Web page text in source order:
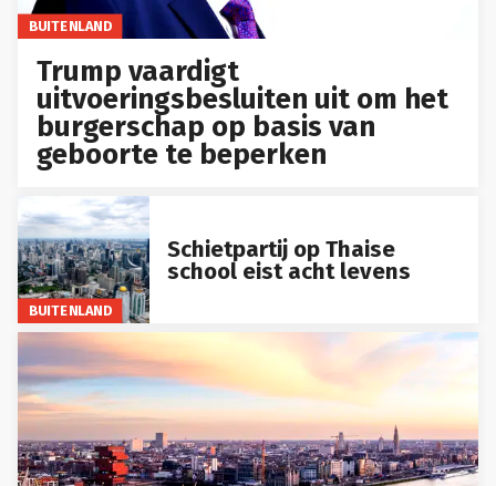
BUITENLAND
Trump vaardigt
uitvoeringsbesluiten uit om het
burgerschap op basis van
geboorte te beperken
BUITENLAND
Schietpartij op Thaise
school eist acht levens